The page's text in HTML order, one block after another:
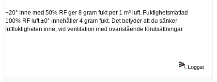
+20° inne med 50% RF ger 8 gram fukt per 1 m³ luft. Fuktighetsmättad
100% RF luft ±0° innehåller 4 gram fukt. Det betyder att du sänker
luftfuktigheten inne, vid ventilation med ovanstående förutsättningar.
Loggat